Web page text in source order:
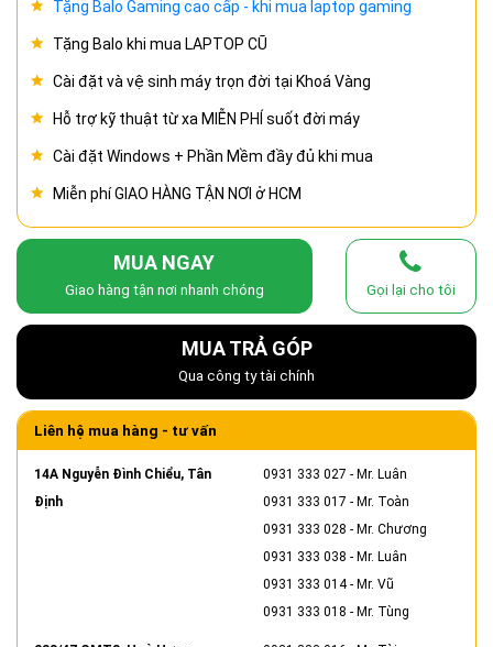
Tặng Balo Gaming cao cấp - khi mua laptop gaming
Tặng Balo khi mua LAPTOP CŨ
Cài đặt và vệ sinh máy trọn đời tại Khoá Vàng
Hỗ trợ kỹ thuật từ xa MIỄN PHÍ suốt đời máy
Cài đặt Windows + Phần Mềm đầy đủ khi mua
Miễn phí GIAO HÀNG TẬN NƠI ở HCM
MUA NGAY
Giao hàng tận nơi nhanh chóng Gọi lại cho tôi
MUA TRẢ GÓP
Qua công ty tài chính
Liên hệ mua hàng - tư vấn
14A Nguyễn Đình Chiểu, Tân
Định
0931 333 027 - Mr. Luân
0931 333 017 - Mr. Toàn
0931 333 028 - Mr. Chương
0931 333 038 - Mr. Luân
0931 333 014- Mr. Vũ
0931 333 018 - Mr. Tùng